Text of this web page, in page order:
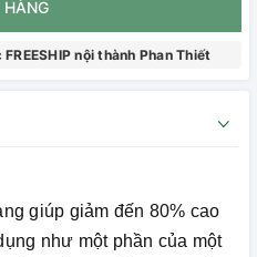
HÀNG
FREESHIP nội thành Phan Thiết
giúp giảm đến 80% cao
như một phần của một